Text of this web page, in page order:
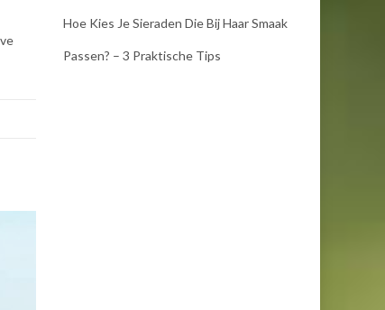
Hoe Kies Je Sieraden Die Bij Haar Smaak
Passen? – 3 Praktische Tips